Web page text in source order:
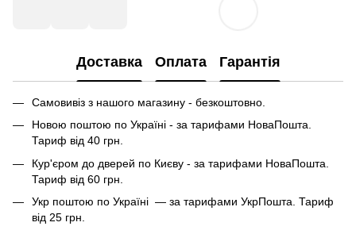
Доставка Оплата Гарантія
Самовивіз з нашого магазину - безкоштовно.
Новою поштою по Україні - за тарифами НоваПошта.
Тариф від 40 грн.
Кур'єром до дверей по Києву - за тарифами НоваПошта.
Тариф від 60 грн.
Укр поштою по Україні — за тарифами УкрПошта. Тариф
від 25 грн.